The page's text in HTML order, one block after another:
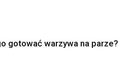
gotować warzywa na parze?